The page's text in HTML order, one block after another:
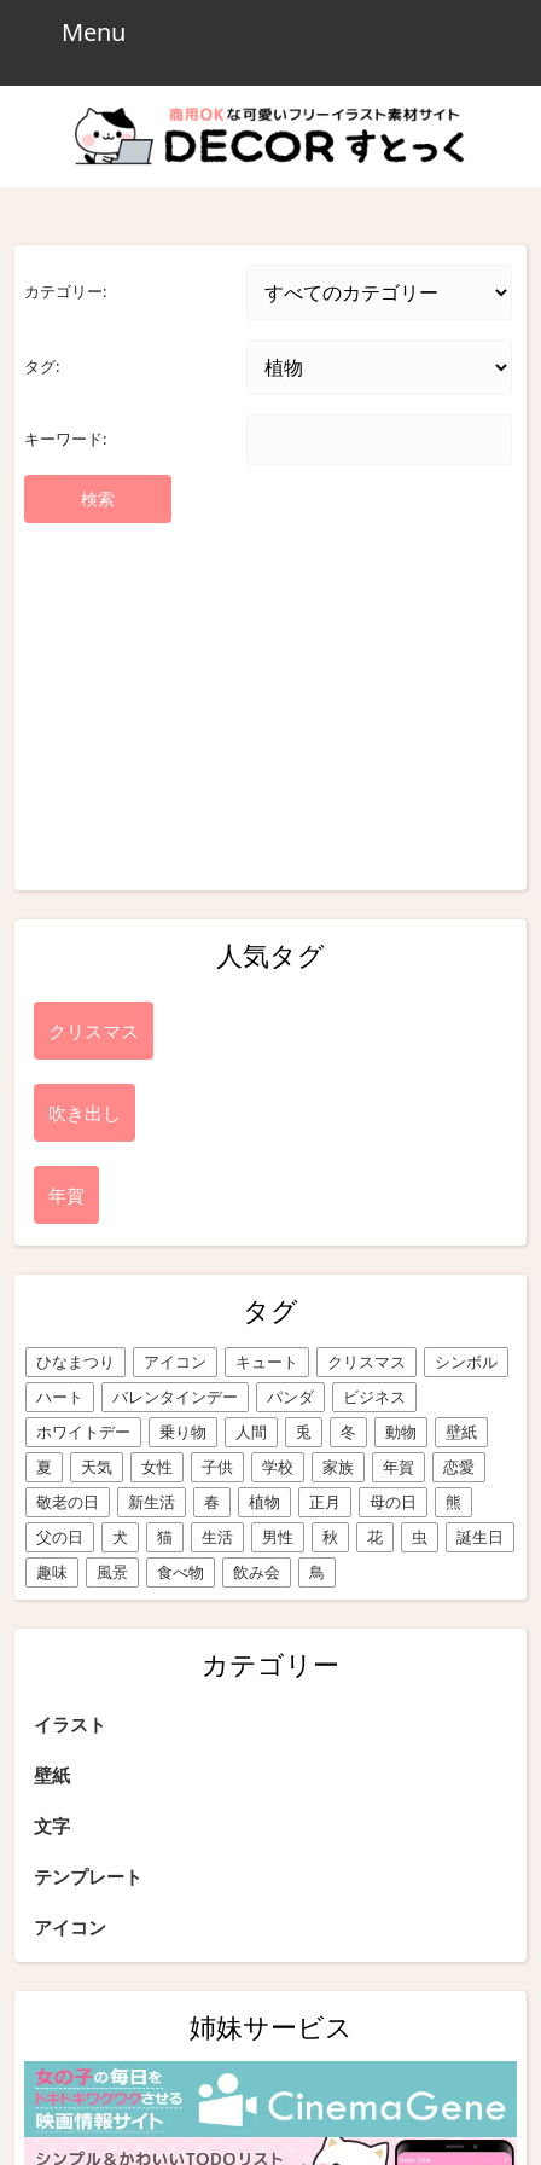
Menu
カテゴリー:
タグ:
キーワード:
人気タグ
クリスマス
吹き出し
年賀
タグ
ひなまつり アイコン キュート クリスマス
シンボル
ハート
バレンタインデー パンダ
ビジネス
ホワイトデー
乗り物 人間 兎 冬 動物
壁紙
夏
天気 女性 子供 学校 家族 年賀
恋愛
敬老の日
新生活 春 植物 正月 母の日
熊
父の日
犬 猫 生活 男性 秋 花 虫
誕生日
趣味
風景 食べ物 飲み会 鳥
カテゴリー
イラスト
壁紙
文字
テンプレート
アイコン
姉妹サービス